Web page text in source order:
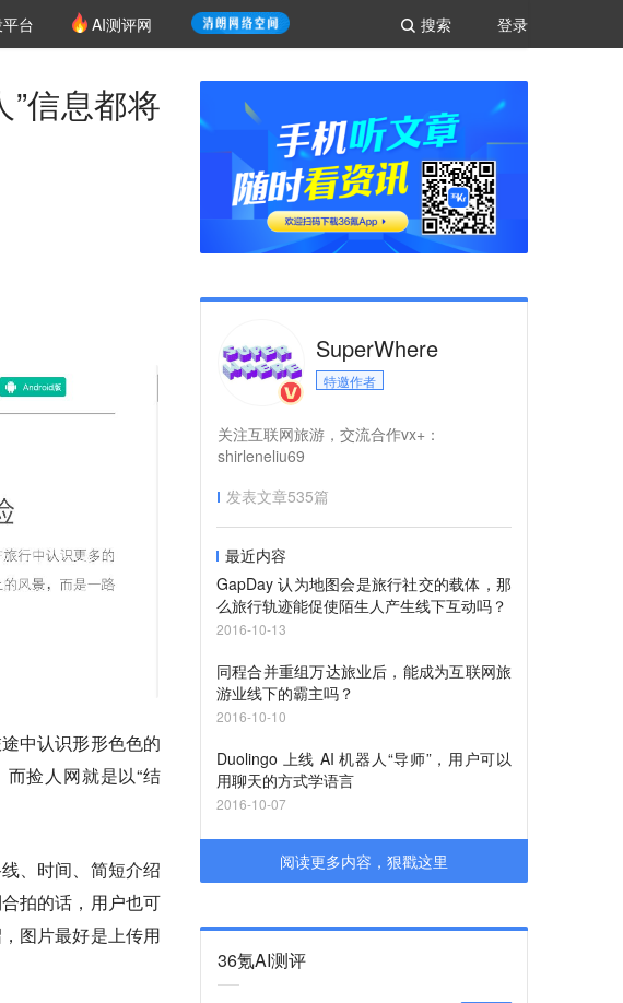
登录
搜索
台 AI测评网
信息都将
中认识形形色色的
捡人网就是以“结
、时间、简短介绍
拍的话，用户也可
图片最好是上传用
SuperWhere
特邀作者
关注互联网旅游，交流合作vx+：
shirleneliu69
发表文章535篇
最近内容
GapDay 认为地图会是旅行社交的载体，那
么旅行轨迹能促使陌生人产生线下互动吗？
2016-10-13
同程合并重组万达旅业后，能成为互联网旅
游业线下的霸主吗？
2016-10-10
Duolingo 上线 AI 机器人“导师”，用户可以
用聊天的方式学语言
2016-10-07
阅读更多内容，狠戳这里
36氪AI测评